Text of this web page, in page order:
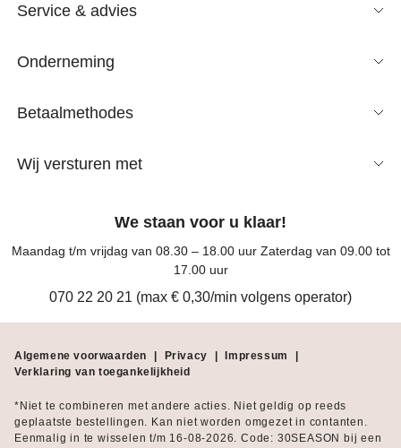
Service & advies
Onderneming
Betaalmethodes
Wij versturen met
We staan voor u klaar!
Maandag t/m vrijdag van 08.30 – 18.00 uur Zaterdag van 09.00 tot
17.00 uur
070 22 20 21 (max € 0,30/min volgens operator)
Algemene voorwaarden | Privacy | Impressum
|
Verklaring van toegankelijkheid
*Niet te combineren met andere acties. Niet geldig op reeds
geplaatste bestellingen. Kan niet worden omgezet in contanten.
Eenmalig in te wisselen t/m 16-08-2026. Code: 30SEASON bij een